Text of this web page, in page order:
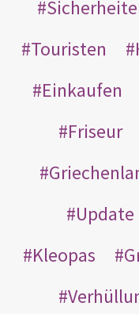
Touristen
Einkaufen
Friseur
Update
Kleopas